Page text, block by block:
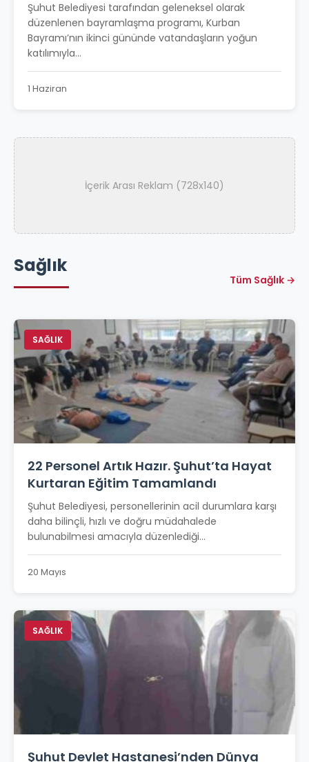
Şuhut Belediyesi tarafından geleneksel olarak
düzenlenen bayramlaşma programı, Kurban
Bayramı’nın ikinci gününde vatandaşların yoğun
katılımıyla...
1 Haziran
İçerik Arası Reklam (728x140)
Sağlık
Tüm Sağlık →
SAĞLIK
22 Personel Artık Hazır. Şuhut’ta Hayat
Kurtaran Eğitim Tamamlandı
Şuhut Belediyesi, personellerinin acil durumlara karşı
daha bilinçli, hızlı ve doğru müdahalede
bulunabilmesi amacıyla düzenlediği...
20 Mayıs
SAĞLIK
Şuhut Devlet Hastanesi’nden Dünya